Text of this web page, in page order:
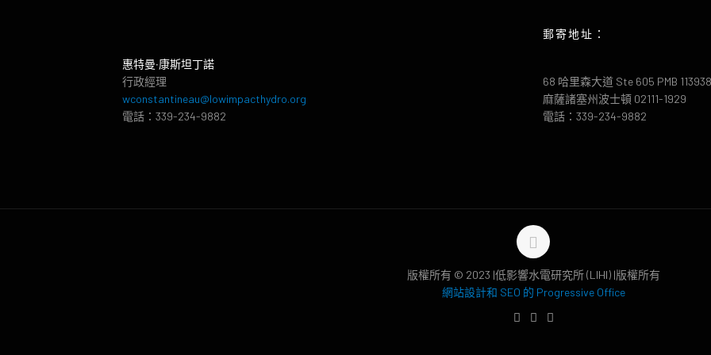
惠特曼‧康斯坦丁諾
行政經理
wconstantineau@lowimpacthydro.org
電話：339-234-9882
郵寄地址：
68 哈里森大道 Ste 605 PMB 113938
麻薩諸塞州波士頓 02111-1929
電話：339-234-9882
版權所有 © 2023 |低影響水電研究所 (LIHI) |版權所有
網站設計和 SEO 的 Progressive Office